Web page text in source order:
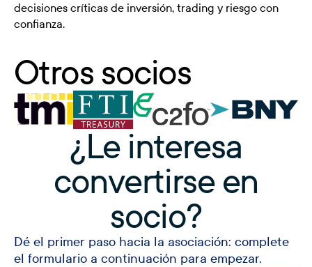
decisiones críticas de inversión, trading y riesgo con
confianza.
Otros socios
¿Le interesa
convertirse en
socio?
Dé el primer paso hacia la asociación: complete
el formulario a continuación para empezar.